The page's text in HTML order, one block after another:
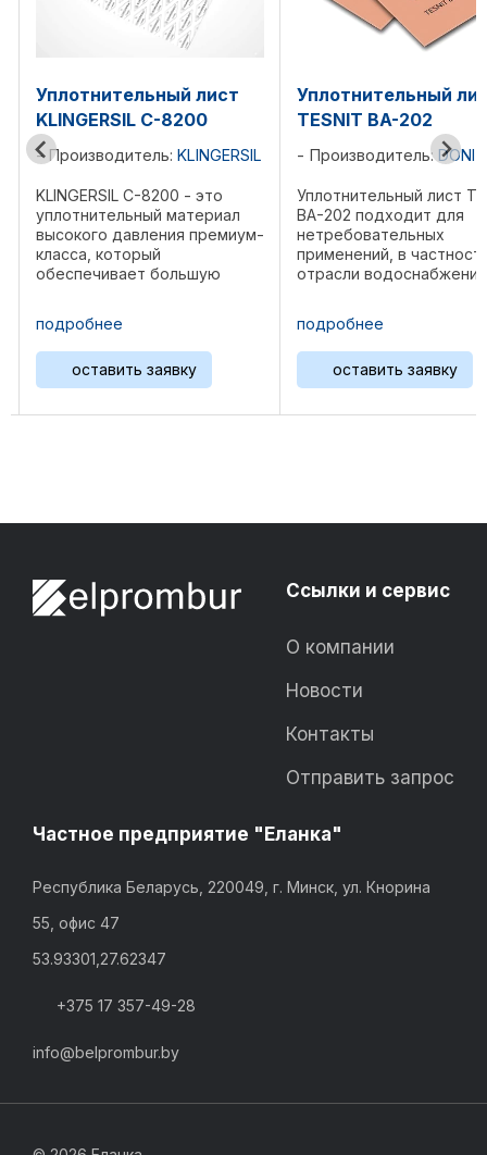
Уплотнительный лист
TESNIT BA-202
Производитель:DONIT
Уплотнительный лист TESNIT
BA-202 подходит для
нетребовательных
применений, в частности в
отрасли водоснабжения.
хорошими механическими и
герметизирующими
свойствами. Структура:
Целлюлозные волокна, ...
подробнее
оставить заявку
Уплотнительный
TESNIT BA-203
Производитель: DONIT
Уплотнительный лист
BA-203 предназначен
менее требовательных
применений, особенно в
судостроении. TESNIT
Структура: Арамидные
волокна,
наполнители,
вещество NBR. ...
подробнее
оставить заявку
Ссылки и сервис
О компании
Новости
Контакты
Отправить запрос
Частное предприятие "Еланка"
Республика Беларусь, 220049, г. Минск, ул. Кнорина
55, офис 47
53.93301,27.62347
+375 17 357-49-28
info@belprombur.by